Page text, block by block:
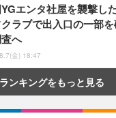
エンタ社屋を襲撃し
ラブで出入口の一部
へ
金) 18:47
ランキングをもっと見る